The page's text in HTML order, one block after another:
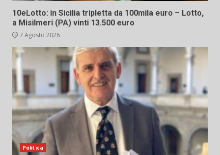
10eLotto: in Sicilia tripletta da 100mila euro – Lotto,
a Misilmeri (PA) vinti 13.500 euro
7 Agosto 2026
Politica